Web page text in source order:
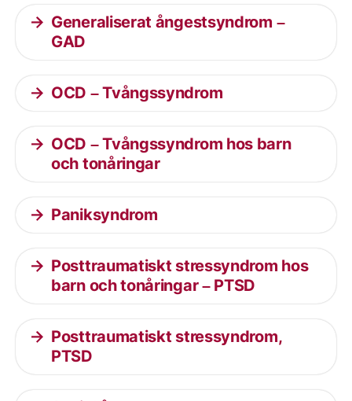
Generaliserat ångestsyndrom –
GAD
OCD – Tvångssyndrom
OCD – Tvångssyndrom hos barn
och tonåringar
Paniksyndrom
Posttraumatiskt stressyndrom hos
barn och tonåringar – PTSD
Posttraumatiskt stressyndrom,
PTSD